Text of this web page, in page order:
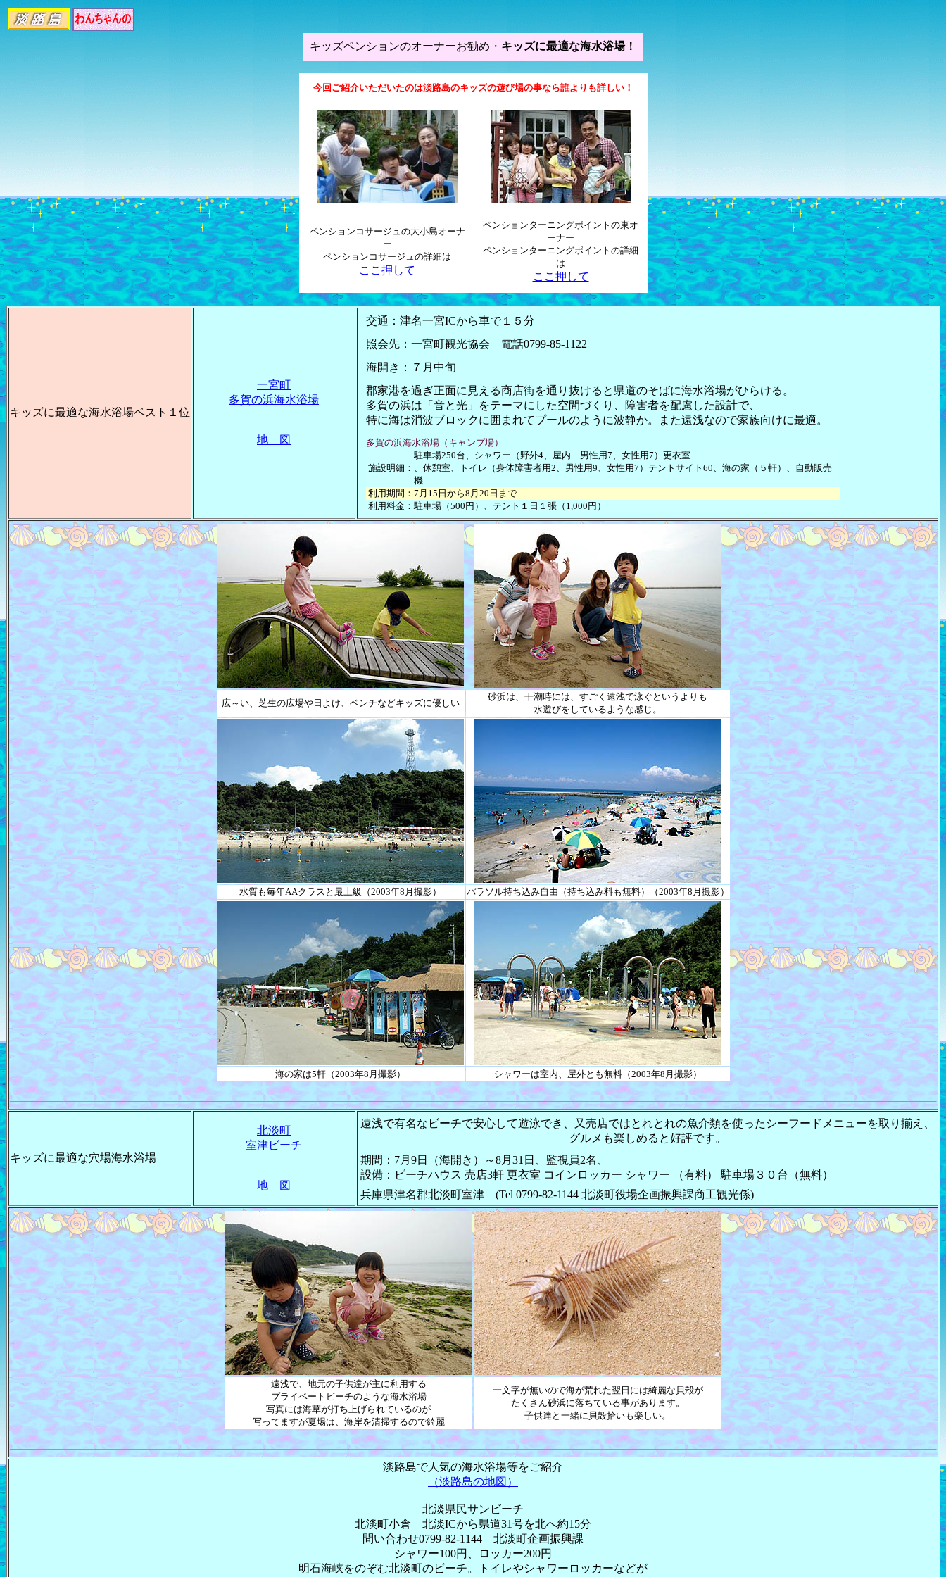
キッズペンションのオーナーお勧め・ キッズに最適な海水浴場！
今回ご紹介いただいたのは淡路島のキッズの遊び場の事なら誰よりも詳しい！
ペンションコサージュの大小島オーナ
ー
ペンションコサージュの詳細は
ここ押して
ペンションターニングポイントの東オ
ーナー
ペンションターニングポイントの詳細
は
ここ押して
キッズに最適な海水浴場ベスト１位
一宮町
多賀の浜海水浴場
地 図
交通：津名一宮ICから車で１５分
照会先：一宮町観光協会 電話0799-85-1122
海開き：７月中旬
郡家港を過ぎ正面に見える商店街を通り抜けると県道のそばに海水浴場がひらける。
多賀の浜は「音と光」をテーマにした空間づくり、障害者を配慮した設計で、
特に海は消波ブロックに囲まれてプールのように波静か。また遠浅なので家族向けに最適。
多賀の浜海水浴場（キャンプ場）
施設明細：
駐車場250台、シャワー（野外4、屋内 男性用7、女性用7）更衣室
、休憩室、トイレ（身体障害者用2、男性用9、女性用7）テントサイト60、海の家（５軒）、自動販売
機
利用期間： 7月15日から8月20日まで
利用料金：駐車場（500円）、テント１日１張（1,000円）
広～い、芝生の広場や日よけ、ベンチなどキッズに優しい
砂浜は、干潮時には、すごく遠浅で泳ぐというよりも
水遊びをしているような感じ。
水質も毎年AAクラスと最上級（2003年8月撮影） パラソル持ち込み自由（持ち込み料も無料）（2003年8月撮影）
海の家は5軒（2003年8月撮影） シャワーは室内、屋外とも無料（2003年8月撮影）
キッズに最適な穴場海水浴場
北淡町
室津ビーチ
地 図
遠浅で有名なビーチで安心して遊泳でき、又売店ではとれとれの魚介類を使ったシーフードメニューを取り揃え、
グルメも楽しめると好評です。
期間：7月9日（海開き）～8月31日、監視員2名、
設備：ビーチハウス 売店3軒 更衣室 コインロッカー シャワー （有料） 駐車場３０台（無料）
兵庫県津名郡北淡町室津 (Tel 0799-82-1144 北淡町役場企画振興課商工観光係)
遠浅で、地元の子供達が主に利用する
プライベートビーチのような海水浴場
写真には海草が打ち上げられているのが
写ってますが夏場は、海岸を清掃するので綺麗
一文字が無いので海が荒れた翌日には綺麗な貝殻が
たくさん砂浜に落ちている事があります。
子供達と一緒に貝殻拾いも楽しい。
淡路島で人気の海水浴場等をご紹介
（淡路島の地図）
北淡県民サンビーチ
北淡町小倉 北淡ICから県道31号を北へ約15分
問い合わせ0799-82-1144 北淡町企画振興課
シャワー100円、ロッカー200円
明石海峡をのぞむ北淡町のビーチ。トイレやシャワーロッカーなどが